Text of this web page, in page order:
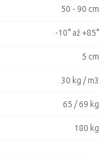
50 - 90 cm
-10° až +85°
5 cm
30 kg / m3
65 / 69 kg
180 kg